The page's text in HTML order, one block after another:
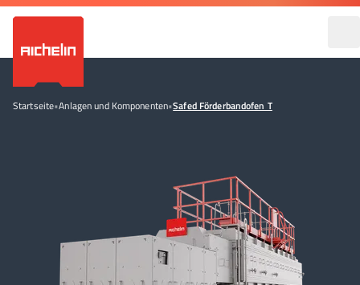
Startseite•Anlagen und Komponenten•Safed Förderbandofen T